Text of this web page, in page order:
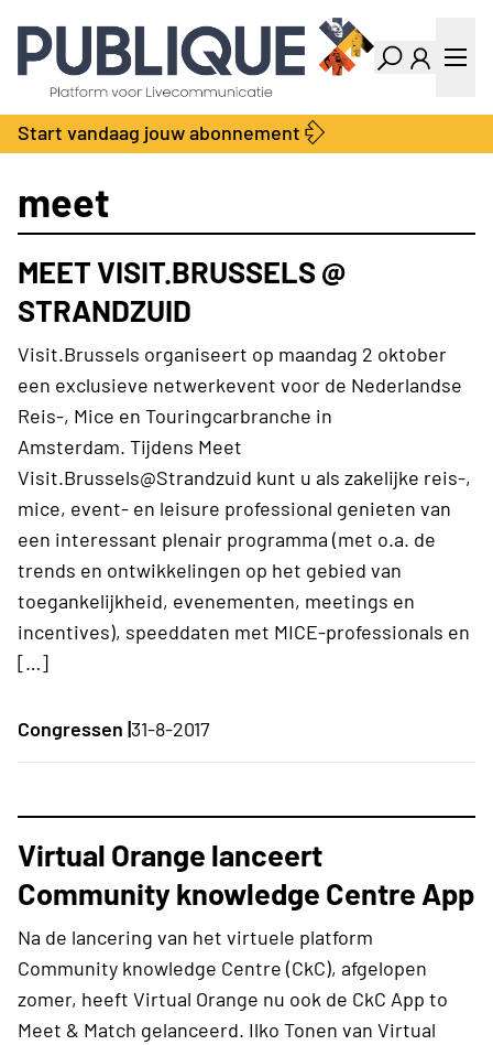
Industry Dashboard
Vacatures
Kalender
Producten
Bedrijvengids
Locatie Finder
Contact
Over ons
Adverteren
Abonnementen
Start vandaag jouw abonnement
meet
MEET VISIT.BRUSSELS @
STRANDZUID
Visit.Brussels organiseert op maandag 2 oktober
een exclusieve netwerkevent voor de Nederlandse
Reis-, Mice en Touringcarbranche in
Amsterdam. Tijdens Meet
Visit.Brussels@Strandzuid kunt u als zakelijke reis-,
mice, event- en leisure professional genieten van
een interessant plenair programma (met o.a. de
trends en ontwikkelingen op het gebied van
toegankelijkheid, evenementen, meetings en
incentives), speeddaten met MICE-professionals en
[…]
Congressen |31-8-2017
Virtual Orange lanceert
Community knowledge Centre App
Na de lancering van het virtuele platform
Community knowledge Centre (CkC), afgelopen
zomer, heeft Virtual Orange nu ook de CkC App to
Meet & Match gelanceerd. Ilko Tonen van Virtual